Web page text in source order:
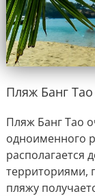
Пляж Банг
Пляж Банг Тао
одноименного
располагается
территориями,
пляжу